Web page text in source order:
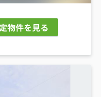
物件を見る